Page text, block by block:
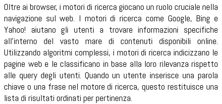
Oltre ai browser, i motori di ricerca giocano un ruolo cruciale nella
navigazione sul web. I motori di ricerca come Google, Bing e
Yahoo! aiutano gli utenti a trovare informazioni specifiche
all'interno del vasto mare di contenuti disponibili online.
Utilizzando algoritmi complessi, i motori di ricerca indicizzano le
pagine web e le classificano in base alla loro rilevanza rispetto
alle query degli utenti. Quando un utente inserisce una parola
chiave o una frase nel motore di ricerca, questo restituisce una
lista di risultati ordinati per pertinenza.